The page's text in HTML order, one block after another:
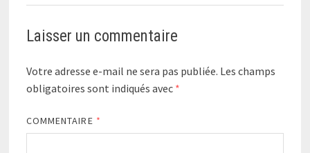
Laisser un commentaire
Votre adresse e-mail ne sera pas publiée. Les champs
obligatoires sont indiqués avec *
COMMENTAIRE *